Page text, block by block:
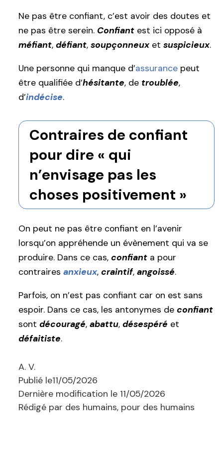
Ne pas être confiant, c’est avoir des doutes et
ne pas être serein. Confiant est ici opposé à
méfiant, défiant, soupçonneuxet suspicieux.
Une personne qui manque d’assurance peut
être qualifiée d’hésitante, de troublée,
d’indécise.
Contraires de confiant
pour dire « qui
n’envisage pas les
choses positivement »
On peut ne pas être confiant en l’avenir
lorsqu’on appréhende un évènement qui va se
produire. Dans ce cas, confiant a pour
contraires anxieux, craintif, angoissé.
Parfois, on n’est pas confiant car on est sans
espoir. Dans ce cas, les antonymes de confiant
sont découragé, abattu, désespéré et
défaitiste.
A. V.
Publié le11/05/2026
Dernière modification le 11/05/2026
Rédigé par des humains, pour des humains